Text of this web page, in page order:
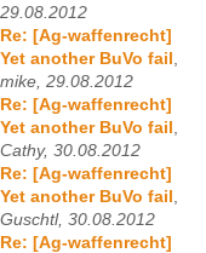
29.08.2012
Re: [Ag-waffenrecht]
Yet another BuVo fail
mike, 29.08.2012
Re: [Ag-waffenrecht]
Yet another BuVo fail
Cathy, 30.08.2012
Re: [Ag-waffenrecht]
Yet another BuVo fail
Guschtl, 30.08.2012
Re: [Ag-waffenrecht]